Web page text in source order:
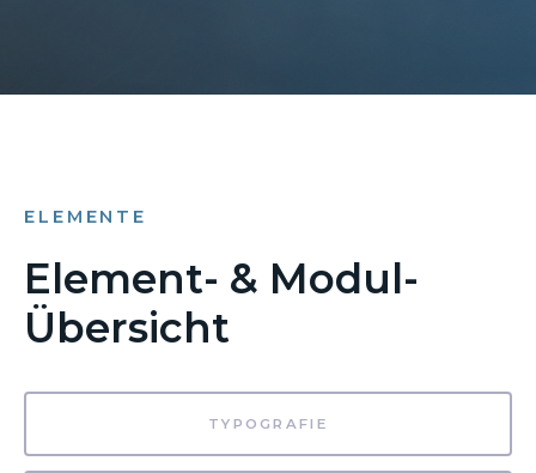
ELEMENTE
Element- & Modul-
Übersicht
TYPOGRAFIE